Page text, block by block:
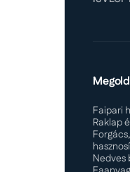
Faipari
Raklap
Nedves